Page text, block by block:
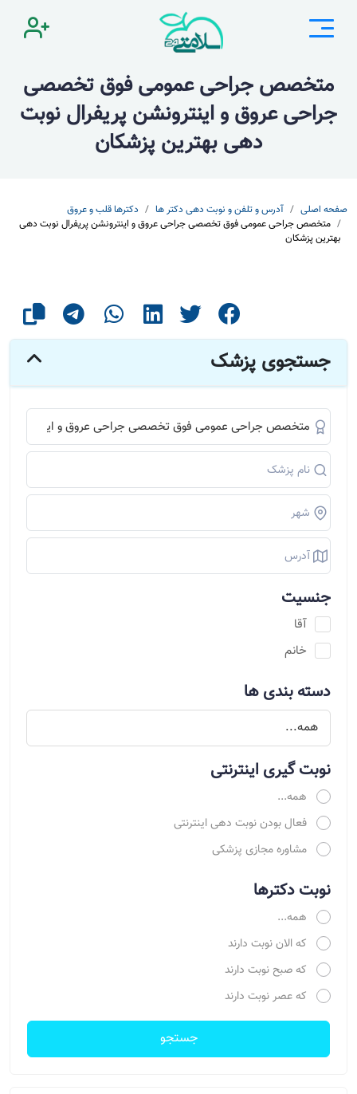
متخصص جراحی عمومی فوق تخصصی
جراحی عروق و اینترونشن پریفرال نوبت
دهی بهترین پزشکان
صفحه اصلی آدرس و تلفن و نوبت دهی دکتر ها
دکترها قلب و عروق
متخصص جراحی عمومی فوق تخصصی جراحی عروق و اینترونشن پریفرال نوبت دهی
بهترین پزشکان
جستجوی پزشک
جنسیت
آقا
خانم
دسته بندی ها
نوبت گیری اینترنتی
همه...
فعال بودن نوبت دهی اینترنتی
مشاوره مجازی پزشکی
نوبت دکترها
همه...
که الان نوبت دارند
که صبح نوبت دارند
که عصر نوبت دارند
جستجو